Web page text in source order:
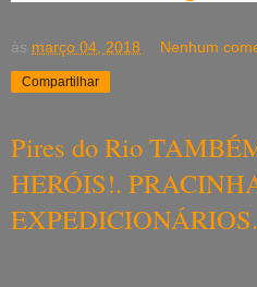
às março 04, 2018 Nenhum
Compartilhar
Pires do Rio
HERÓIS!.
EXPEDICIONÁRIOS.